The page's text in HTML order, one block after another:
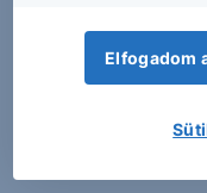
MTel: Változatlan
Elfogadom